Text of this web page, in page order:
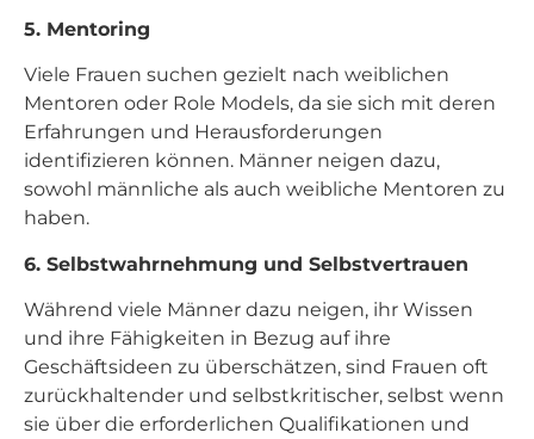
5. Mentoring
Viele Frauen suchen gezielt nach weiblichen
Mentoren oder Role Models, da sie sich mit deren
Erfahrungen und Herausforderungen
identifizieren können. Männer neigen dazu,
sowohl männliche als auch weibliche Mentoren zu
haben.
6. Selbstwahrnehmung und Selbstvertrauen
Während viele Männer dazu neigen, ihr Wissen
und ihre Fähigkeiten in Bezug auf ihre
Geschäftsideen zu überschätzen, sind Frauen oft
zurückhaltender und selbstkritischer, selbst wenn
sie über die erforderlichen Qualifikationen und